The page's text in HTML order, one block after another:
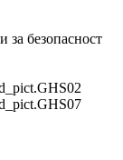
за безопасност